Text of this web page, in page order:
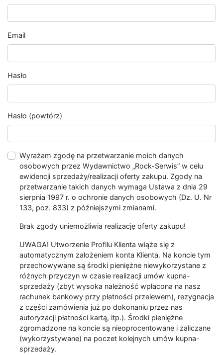
Email
Hasło
Hasło (powtórz)
Wyrażam zgodę na przetwarzanie moich danych
osobowych przez Wydawnictwo „Rock-Serwis” w celu
ewidencji sprzedaży/realizacji oferty zakupu. Zgody na
przetwarzanie takich danych wymaga Ustawa z dnia 29
sierpnia 1997 r. o ochronie danych osobowych (Dz. U. Nr
133, poz. 833) z późniejszymi zmianami.
Brak zgody uniemożliwia realizację oferty zakupu!
UWAGA! Utworzenie Profilu Klienta wiąże się z
automatycznym założeniem konta Klienta. Na koncie tym
przechowywane są środki pieniężne niewykorzystane z
różnych przyczyn w czasie realizacji umów kupna-
sprzedaży (zbyt wysoka należność wpłacona na nasz
rachunek bankowy przy płatności przelewem), rezygnacja
z części zamówienia już po dokonaniu przez nas
autoryzacji płatności kartą, itp.). Środki pieniężne
zgromadzone na koncie są nieoprocentowane i zaliczane
(wykorzystywane) na poczet kolejnych umów kupna-
sprzedaży.